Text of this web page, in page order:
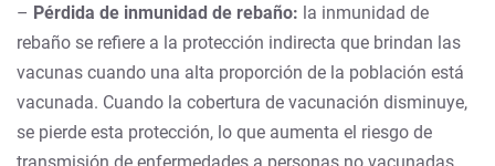
– Pérdida de inmunidad de rebaño: la inmunidad de
rebaño se refiere a la protección indirecta que brindan las
vacunas cuando una alta proporción de la población está
vacunada. Cuando la cobertura de vacunación disminuye,
se pierde esta protección, lo que aumenta el riesgo de